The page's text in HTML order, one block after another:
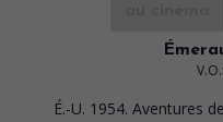
É.-U. 1954. Aventures de